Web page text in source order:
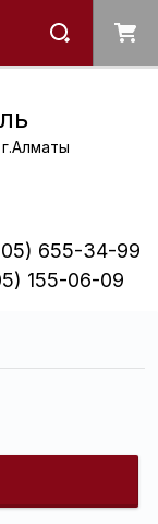
655-34-99
155-06-09